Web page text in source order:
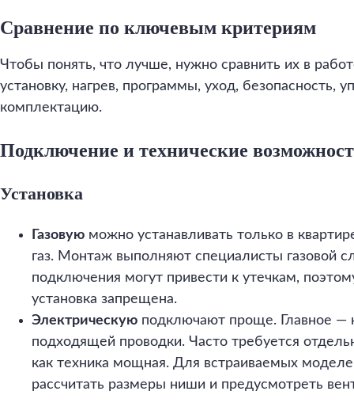
Сравнение по ключевым критериям
Чтобы понять, что лучше, нужно сравнить их в
установку, нагрев, программы, уход, безопасность,
комплектацию.
Подключение и технические
Установка
Газовую можно устанавливать только в
газ. Монтаж выполняют специалисты газовой
подключения могут привести к утечкам,
установка запрещена.
Электрическую подключают проще. Главное —
подходящей проводки. Часто требуется
как техника мощная. Для встраиваемых
рассчитать размеры ниши и предусмотреть